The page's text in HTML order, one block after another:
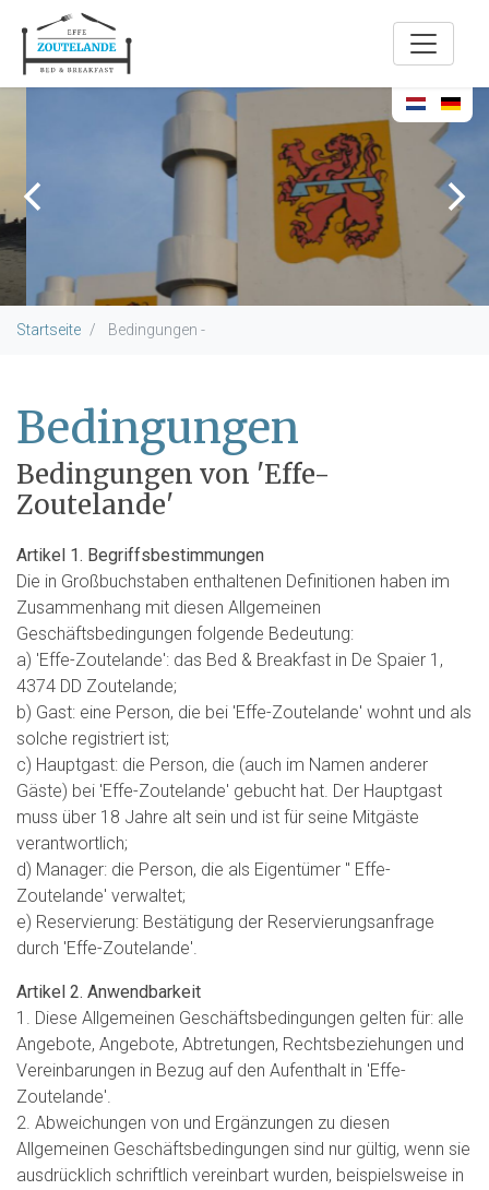
Startseite Bedingungen -
Bedingungen
Bedingungen von 'Effe-
Zoutelande'
Artikel 1. Begriffsbestimmungen
Die in Großbuchstaben enthaltenen Definitionen haben im
Zusammenhang mit diesen Allgemeinen
Geschäftsbedingungen folgende Bedeutung:
a) 'Effe-Zoutelande': das Bed & Breakfast in De Spaier 1,
4374 DD Zoutelande;
b) Gast: eine Person, die bei 'Effe-Zoutelande' wohnt und als
solche registriert ist;
c) Hauptgast: die Person, die (auch im Namen anderer
Gäste) bei 'Effe-Zoutelande' gebucht hat. Der Hauptgast
muss über 18 Jahre alt sein und ist für seine Mitgäste
verantwortlich;
d) Manager: die Person, die als Eigentümer '' Effe-
Zoutelande' verwaltet;
e) Reservierung: Bestätigung der Reservierungsanfrage
durch 'Effe-Zoutelande'.
Artikel 2. Anwendbarkeit
1. Diese Allgemeinen Geschäftsbedingungen gelten für: alle
Angebote, Angebote, Abtretungen, Rechtsbeziehungen und
Vereinbarungen in Bezug auf den Aufenthalt in 'Effe-
Zoutelande'.
2. Abweichungen von und Ergänzungen zu diesen
Allgemeinen Geschäftsbedingungen sind nur gültig, wenn sie
ausdrücklich schriftlich vereinbart wurden, beispielsweise in